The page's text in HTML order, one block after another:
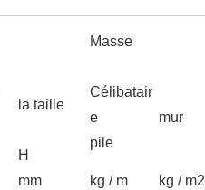
Masse
la taille
Célibatair
e
pile
mur
H
mm kg / m kg / m2